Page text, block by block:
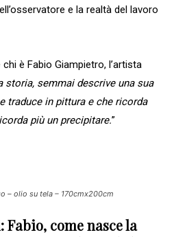
e la realtà del lavoro
è Fabio Giampietro, l’artista
storia, semmai descrive una sua
traduce in pittura e che ricorda
più un precipitare.”
– olio su tela – 170cmx200cm
come nasce la